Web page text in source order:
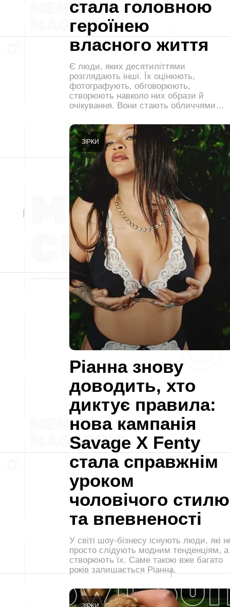
стала головною
героїнею
власного життя
Є люди, яких десятиліттями
розглядають інші. Їх оцінюють,
фотографують, обговорюють,
створюють навколо них образи й
очікування. Вони стають обличчями…
Ріанна знову
доводить, хто
диктує правила:
нова кампанія
Savage X Fenty
стала справжнім
уроком
чоловічого стилю
та впевненості
ЗІРКИ
У світі шоу-бізнесу існують люди, які
просто слідують модним тенденціям, а
створюють їх. Саме такою вже багато
років залишається Ріанна.